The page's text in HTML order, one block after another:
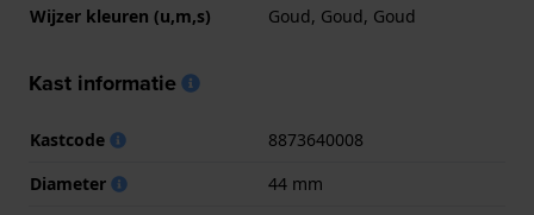
Wijzer kleuren (u,m,s)
Goud, Goud, Goud
Kast informatie
Kastcode
8873640008
Diameter
44 mm